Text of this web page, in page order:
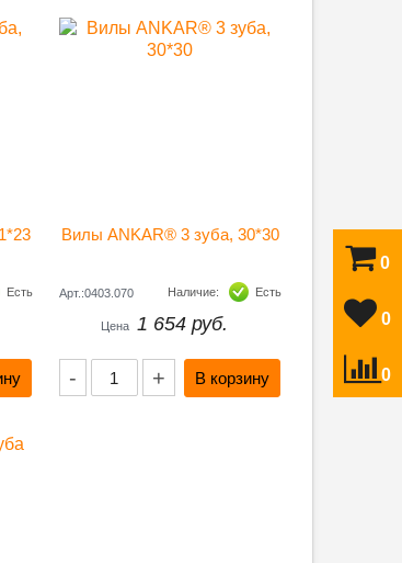
0
0
0
Есть
Вилы ANKAR® 3 зуба, 30*30
Арт.:0403.070 Наличие: Есть
Цена 1 654 руб.
- +